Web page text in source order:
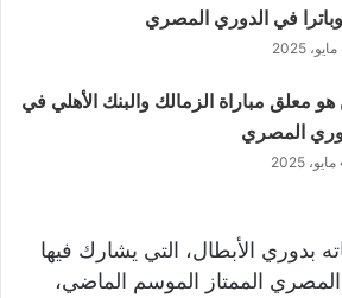
في الدوري المصري
معلق مباراة الزمالك والبنك الأهلي في
المصري
بدوري الأبطال، التي يشارك فيها
الممتاز الموسم الماضي،